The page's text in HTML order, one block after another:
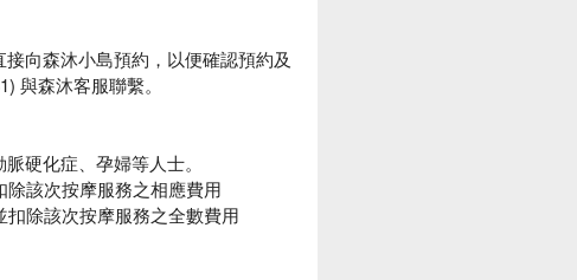
向森沐小島預約，以便確認預約及
與森沐客服聯繫。
硬化症、孕婦等人士。
除該次按摩服務之相應費用
扣除該次按摩服務之全數費用